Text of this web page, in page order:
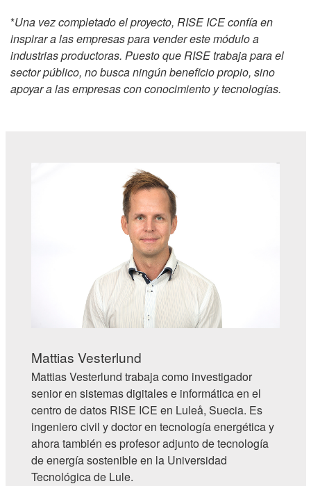
*Una vez completado el proyecto, RISE ICE confía en
inspirar a las empresas para vender este módulo a
industrias productoras. Puesto que RISE trabaja para el
sector público, no busca ningún beneficio propio, sino
apoyar a las empresas con conocimiento y tecnologías.
Mattias Vesterlund
Mattias Vesterlund trabaja como investigador
senior en sistemas digitales e informática en el
centro de datos RISE ICE en Luleå, Suecia. Es
ingeniero civil y doctor en tecnología energética y
ahora también es profesor adjunto de tecnología
de energía sostenible en la Universidad
Tecnológica de Lule.